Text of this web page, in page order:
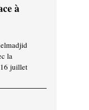
à
la
juillet